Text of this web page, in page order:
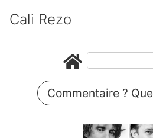
Cali Rezo
Commentaire ?